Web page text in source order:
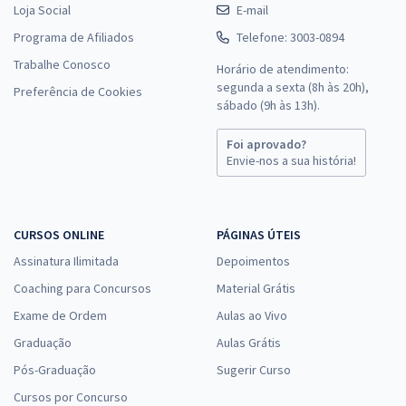
Loja Social
Programa de Afiliados
Trabalhe Conosco
Preferência de Cookies
E-mail
Telefone: 3003-0894
Horário de atendimento:
segunda a sexta (8h às 20h),
sábado (9h às 13h).
Foi aprovado?
Envie-nos a sua história!
CURSOS ONLINE
Assinatura Ilimitada
Coaching para Concursos
Exame de Ordem
Graduação
Pós-Graduação
Cursos por Concurso
PÁGINAS ÚTEIS
Depoimentos
Material Grátis
Aulas ao Vivo
Aulas Grátis
Sugerir Curso